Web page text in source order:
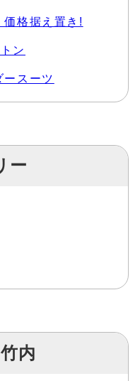
格据え置き!
ン
ースーツ
ー
内